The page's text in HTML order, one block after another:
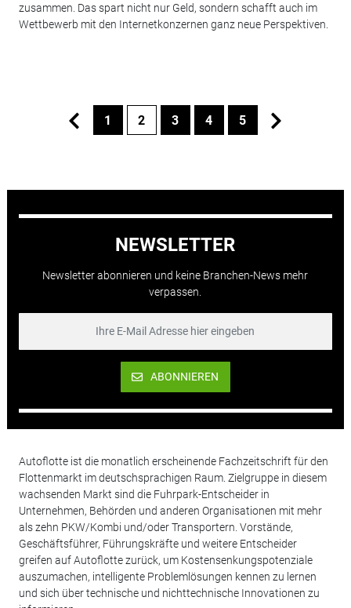
zusammen. Das spart nicht nur Geld, sondern schafft auch im
Wettbewerb mit den Internetkonzernen ganz neue Perspektiven.
1 2 3 4 5
NEWSLETTER
Newsletter abonnieren und keine Branchen-News mehr
verpassen.
ABONNIEREN
Autoflotte ist die monatlich erscheinende Fachzeitschrift für den
Flottenmarkt im deutschsprachigen Raum. Zielgruppe in diesem
wachsenden Markt sind die Fuhrpark-Entscheider in
Unternehmen, Behörden und anderen Organisationen mit mehr
als zehn PKW/Kombi und/oder Transportern. Vorstände,
Geschäftsführer, Führungskräfte und weitere Entscheider
greifen auf Autoflotte zurück, um Kostensenkungspotenziale
auszumachen, intelligente Problemlösungen kennen zu lernen
und sich über technische und nichttechnische Innovationen zu